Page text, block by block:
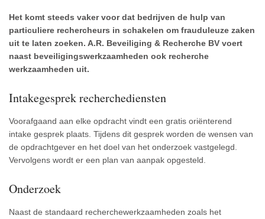
Het komt steeds vaker voor dat bedrijven de hulp van
particuliere rechercheurs in schakelen om frauduleuze zaken
uit te laten zoeken. A.R. Beveiliging & Recherche BV voert
naast beveiligingswerkzaamheden ook recherche
werkzaamheden uit.
Intakegesprek recherchediensten
Voorafgaand aan elke opdracht vindt een gratis oriënterend
intake gesprek plaats. Tijdens dit gesprek worden de wensen van
de opdrachtgever en het doel van het onderzoek vastgelegd.
Vervolgens wordt er een plan van aanpak opgesteld.
Onderzoek
Naast de standaard recherchewerkzaamheden zoals het